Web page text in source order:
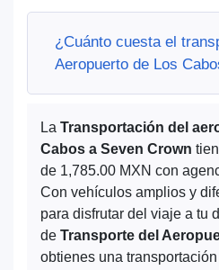
¿Cuánto cuesta el
Aeropuerto de Los
La Transportación del
Cabos a Seven Crown
de 1,785.00 MXN con
Con vehículos amplios y
para disfrutar del viaje a tu
de Transporte del
obtienes una